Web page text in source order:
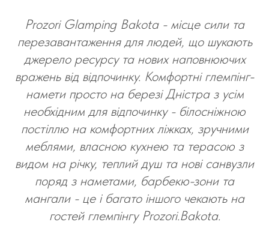
Prozori Glamping Bakota - місце сили та
перезавантаження для людей, що шукають
джерело ресурсу та нових наповнюючих
вражень від відпочинку. Комфортні глемпінг-
намети просто на березі Дністра з усім
необхідним для відпочинку - білосніжною
постіллю на комфортних ліжках, зручними
меблями, власною кухнею та терасою з
видом на річку, теплий душ та нові санвузли
поряд з наметами, барбекю-зони та
мангали - це і багато іншого чекають на
гостей глемпінгу Prozori.Bakota.